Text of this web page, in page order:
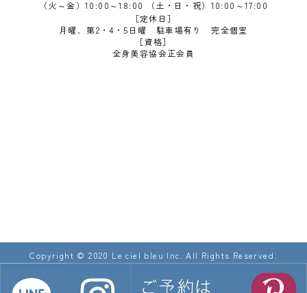
（火～金）10:00～18:00 （土・日・祝）10:00～17:00
［定休日］
月曜、第2・4・5日曜 駐車場有り 完全個室
［資格］
全身美容協会正会員
Copyright © 2020 Le ciel bleu Inc. All Rights Reserved.